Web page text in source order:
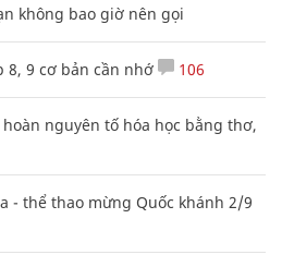
không bao giờ nên gọi
8, 9 cơ bản cần nhớ 106
nguyên tố hóa học bằng thơ,
- thể thao mừng Quốc khánh 2/9